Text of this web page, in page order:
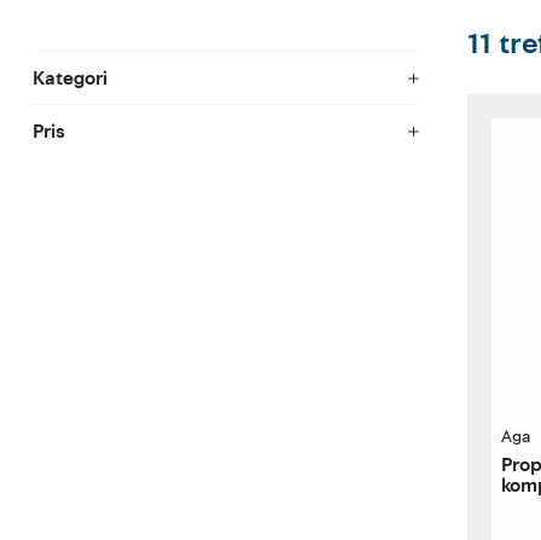
Kategori
Pris
11
Aga